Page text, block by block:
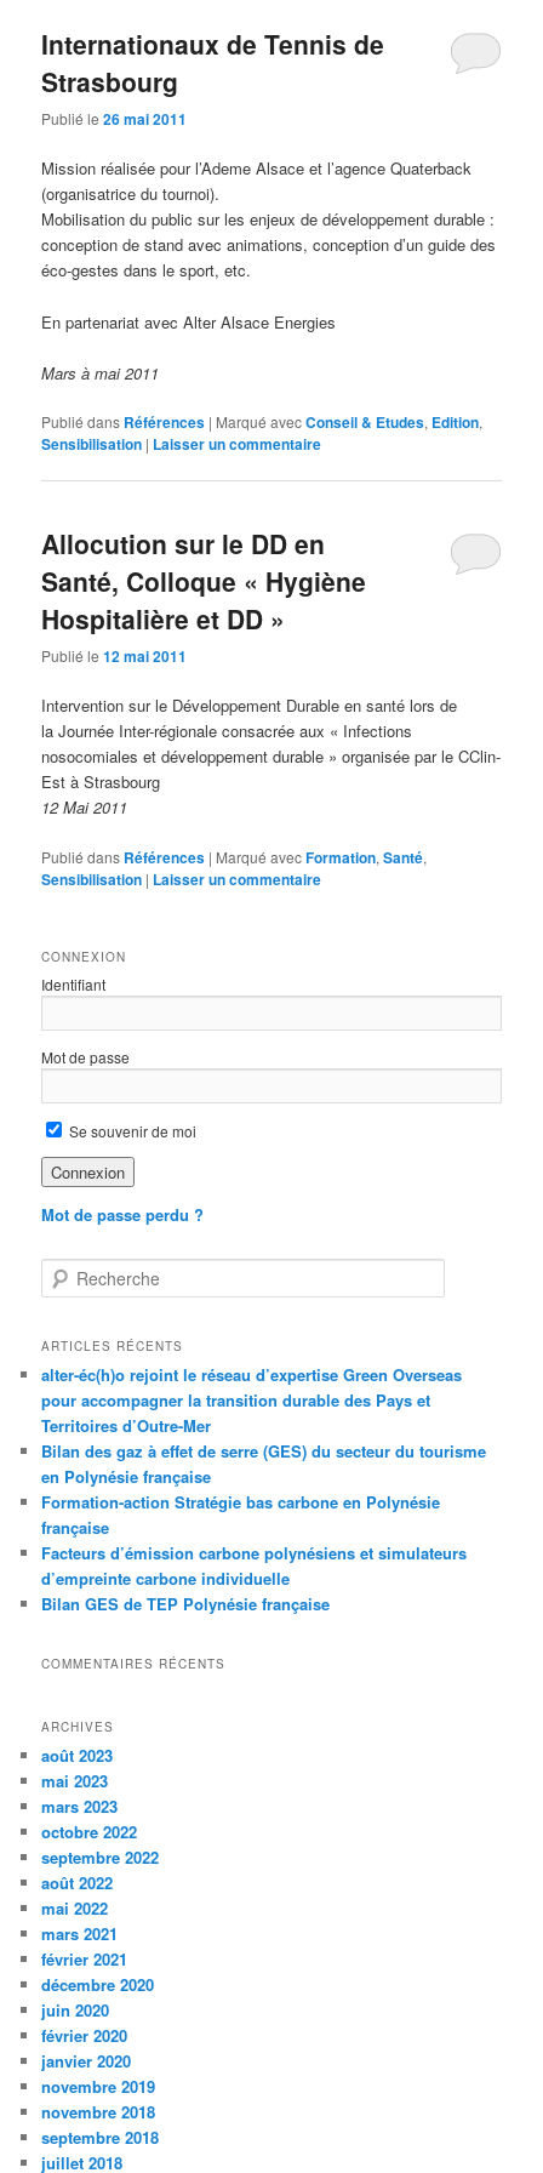
Internationaux de Tennis de
Strasbourg
Publié le26 mai 2011
Mission réalisée pour l’Ademe Alsace et l’agence Quaterback
(organisatrice du tournoi).
Mobilisation du public sur les enjeux de développement durable :
conception de stand avec animations, conception d’un guide des
éco-gestes dans le sport, etc.
En partenariat avec Alter Alsace Energies
Mars à mai 2011
Publié dans Références | Marqué avecConseil & Etudes, Edition,
Sensibilisation | Laisser un commentaire
Allocution sur le DD en
Santé, Colloque « Hygiène
Hospitalière et DD »
Publié le12 mai 2011
Intervention sur le Développement Durable en santé lors de
la Journée Inter-régionale consacrée aux « Infections
nosocomiales et développement durable » organisée par le CClin-
Est à Strasbourg
12 Mai 2011
Publié dans Références | Marqué avecFormation,Santé,
Sensibilisation | Laisser un commentaire
CONNEXION
Identifiant
Mot de passe
Se souvenir de moi
Mot de passe perdu ?
e
h
r
c
h
e
ARTICLES RÉCENTS
alter-éc(h)o rejoint le réseau d’expertise Green Overseas
pour accompagner la transition durable des Pays et
Territoires d’Outre-Mer
Bilan des gaz à effet de serre (GES) du secteur du tourisme
en Polynésie française
Formation-action Stratégie bas carbone en Polynésie
française
Facteurs d’émission carbone polynésiens et simulateurs
d’empreinte carbone individuelle
Bilan GES de TEP Polynésie française
COMMENTAIRES RÉCENTS
ARCHIVES
août 2023
mai 2023
mars 2023
octobre 2022
septembre 2022
août 2022
mai 2022
mars 2021
février 2021
décembre 2020
juin 2020
février 2020
janvier 2020
novembre 2019
novembre 2018
septembre 2018
juillet 2018